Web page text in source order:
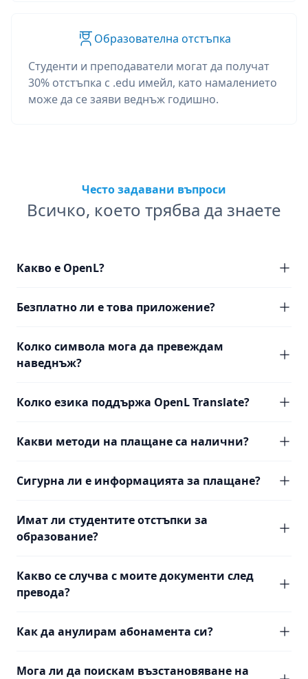
Образователна отстъпка
Студенти и преподаватели могат да получат
30% отстъпка с .edu имейл, като намалението
може да се заяви веднъж годишно.
Често задавани въпроси
Всичко, което трябва да знаете
Какво е OpenL?
Безплатно ли е това приложение?
Колко символа мога да превеждам
наведнъж?
Колко езика поддържа OpenL Translate?
Какви методи на плащане са налични?
Сигурна ли е информацията за плащане?
Имат ли студентите отстъпки за
образование?
Какво се случва с моите документи след
превода?
Как да анулирам абонамента си?
Мога ли да поискам възстановяване на